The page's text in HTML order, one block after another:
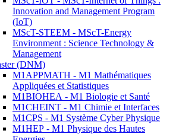
Innovation and Management Program
(IoT)
MScT-STEEM - MScT-Energy
Environment : Science Technology &
Management
(DNM)
M1APPMATH - M1 Mathématiques
Appliquées et Statistiques
M1BIOHEA - M1 Biologie et Santé
M1CHEINT - M1 Chimie et Interfaces
M1CPS - M1 Système Cyber Physique
M1HEP - M1 Physique des Hautes